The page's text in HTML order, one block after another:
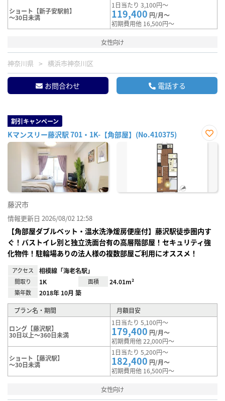
ショート【新子安駅前】
～30日未満
1日当たり 3,100円～
119,400 円/月～
初期費用他 16,500円～
女性向け
神奈川県 横浜市神奈川区
お問合わせ 電話する
割引キャンペーン
Kマンスリー藤沢駅 701・1K-【角部屋】(No.410375)
お気
藤沢市
情報更新日 2026/08/02 12:58
【角部屋ダブルベット・温水洗浄煖房便座付】藤沢駅徒歩圏内す
ぐ！バストイレ別と独立洗面台有の高層階部屋！セキュリティ強
化物件！駐輪場ありの法人様の複数部屋ご利用にオススメ！
アクセス 相模線「海老名駅」
間取り 1K 面積 24.01m²
築年数 2018年 10月 築
プラン名・期間 月額目安
ロング【藤沢駅】
30日以上～360日未満
1日当たり 5,100円～
179,400 円/月～
初期費用他 22,000円～
ショート【藤沢駅】
～30日未満
1日当たり 5,200円～
182,400 円/月～
初期費用他 16,500円～
女性向け